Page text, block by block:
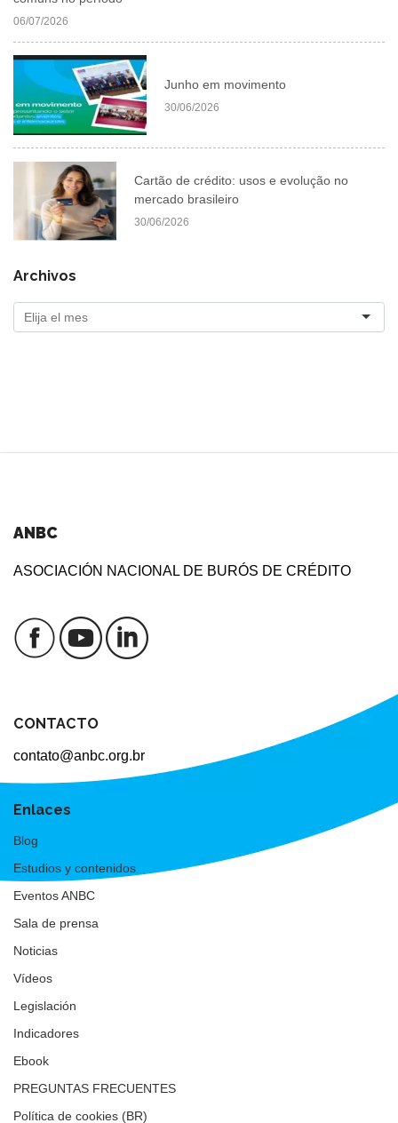
06/07/2026
Junho em movimento
30/06/2026
Cartão de crédito: usos e evolução no
mercado brasileiro
30/06/2026
Archivos
ANBC
ASOCIACIÓN NACIONAL DE BURÓS DE CRÉDITO
CONTACTO
contato@anbc.org.br
Enlaces
Blog
Estudios y contenidos
Eventos ANBC
Sala de prensa
Noticias
Vídeos
Legislación
Indicadores
Ebook
PREGUNTAS FRECUENTES
Política de cookies (BR)